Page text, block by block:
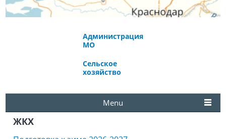
Администрация
МО
Сельское
хозяйство
Menu
ЖКХ